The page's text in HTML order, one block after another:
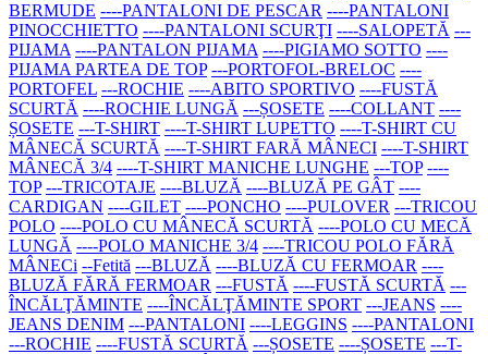
BERMUDE ----PANTALONI DE PESCAR ----PANTALONI
PINOCCHIETTO ----PANTALONI SCURŢI ----SALOPETĂ ---
PIJAMA ----PANTALON PIJAMA ----PIGIAMO SOTTO ----
PIJAMA PARTEA DE TOP ---PORTOFOL-BRELOC ----
PORTOFEL ---ROCHIE ----ABITO SPORTIVO ----FUSTĂ
SCURTĂ ----ROCHIE LUNGĂ ---ȘOSETE ----COLLANT ----
ȘOSETE ---T-SHIRT ----T-SHIRT LUPETTO ----T-SHIRT CU
MÂNECĂ SCURTĂ ----T-SHIRT FARĂ MÂNECI ----T-SHIRT
MÂNECĂ 3/4 ----T-SHIRT MANICHE LUNGHE ---TOP ----
TOP ---TRICOTAJE ----BLUZĂ ----BLUZĂ PE GÂT ----
CARDIGAN ----GILET ----PONCHO ----PULOVER ---TRICOU
POLO ----POLO CU MÂNECĂ SCURTĂ ----POLO CU MECĂ
LUNGĂ ----POLO MANICHE 3/4 ----TRICOU POLO FĂRĂ
MÂNECi --Fetită ---BLUZĂ ----BLUZĂ CU FERMOAR ----
BLUZĂ FĂRĂ FERMOAR ---FUSTĂ ----FUSTĂ SCURTĂ ---
ÎNCĂLŢĂMINTE ----ÎNCĂLŢĂMINTE SPORT ---JEANS ----
JEANS DENIM ---PANTALONI ----LEGGINS ----PANTALONI
---ROCHIE ----FUSTĂ SCURTĂ ---ȘOSETE ----ȘOSETE ---T-